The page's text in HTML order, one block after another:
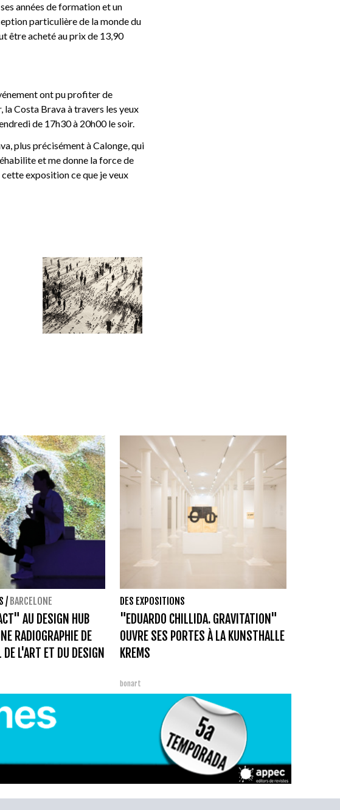
années de formation et un
particulière de la monde du
être acheté au prix de 13,90
ont pu profiter de
la Costa Brava à travers les yeux
de 17h30 à 20h00 le soir.
plus précisément à Calonge, qui
et me donne la force de
exposition ce que je veux
/ BARCELONE
AU DESIGN HUB
RADIOGRAPHIE DE
DE L'ART ET DU DESIGN
DES EXPOSITIONS
"EDUARDO CHILLIDA. GRAVITATION"
OUVRE SES PORTES À LA KUNSTHALLE
KREMS
bonart